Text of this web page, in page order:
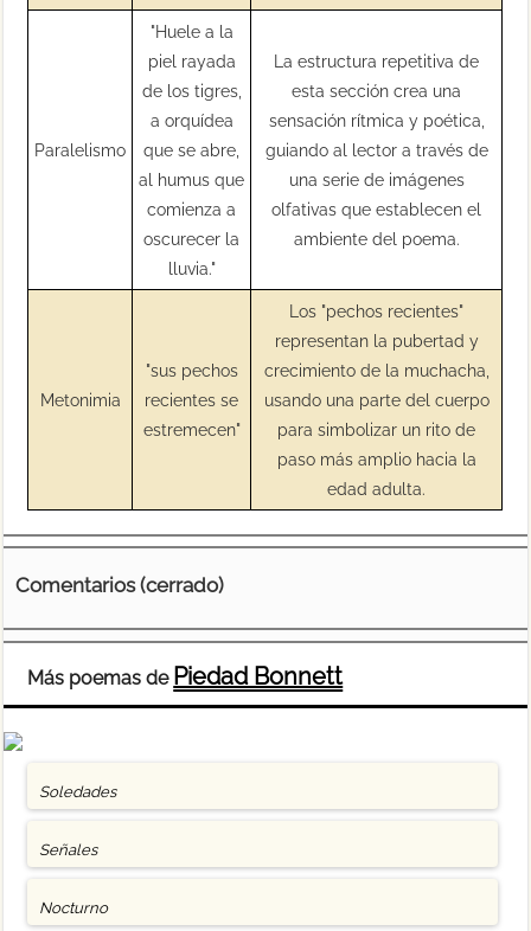
Paralelismo
"Huele a la
piel rayada
de los tigres,
a orquídea
que se abre,
al humus que
comienza a
oscurecer la
lluvia."
La estructura repetitiva de
esta sección crea una
sensación rítmica y poética,
guiando al lector a través de
una serie de imágenes
olfativas que establecen el
ambiente del poema.
Metonimia
"sus pechos
recientes se
estremecen"
Los "pechos recientes"
representan la pubertad y
crecimiento de la muchacha,
usando una parte del cuerpo
para simbolizar un rito de
paso más amplio hacia la
edad adulta.
Comentarios (cerrado)
Más poemas de Piedad Bonnett
Soledades
Señales
Nocturno